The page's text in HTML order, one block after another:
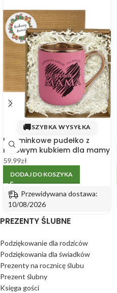
🚚SZYBKA WYSYŁKA
Upominkowe pudełko z
różowym kubkiem dla mamy
330ml
59.99zł
DODAJ DO KOSZYKA
Przewidywana dostawa:
10/08/2026
PREZENTY ŚLUBNE
Podziękowanie dla rodziców
Podziękowania dla świadków
Prezenty na rocznicę ślubu
Prezent ślubny
Księga gości